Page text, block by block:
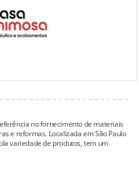
no fornecimento de materiais
e reformas. Localizada em São Paulo
variedade de produtos, tem um